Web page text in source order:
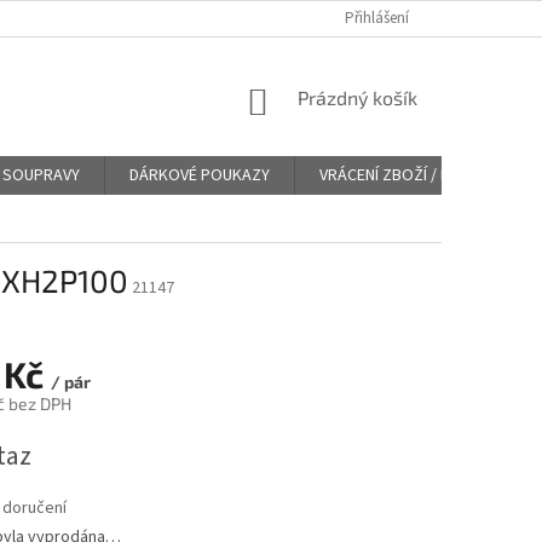
Přihlášení
NÁKUPNÍ
Prázdný košík
SOUPRAVY DÁRKOVÉ POUKAZY VRÁCENÍ ZBOŽÍ / REKLAMACE
21147
/ pár
bez DPH